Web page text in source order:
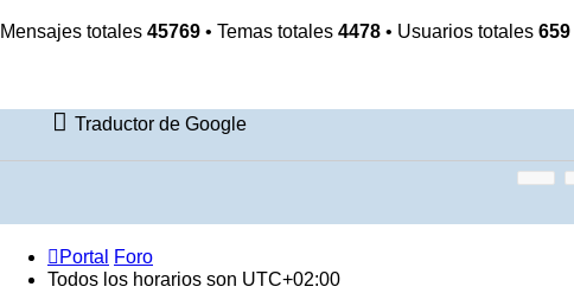
Mensajes totales 45769 • Temas totales 4478 • Usuarios totales 659
Traductor de Google
Portal
Foro
Todos los horarios son UTC+02:00